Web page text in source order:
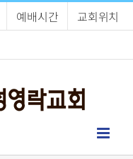
예배시간
교회위치